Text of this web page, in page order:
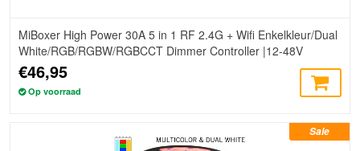
MiBoxer High Power 30A 5 in 1 RF 2.4G + Wifi Enkelkleur/Dual
White/RGB/RGBW/RGBCCT Dimmer Controller |12-48V
€46,95
Op voorraad
Sale